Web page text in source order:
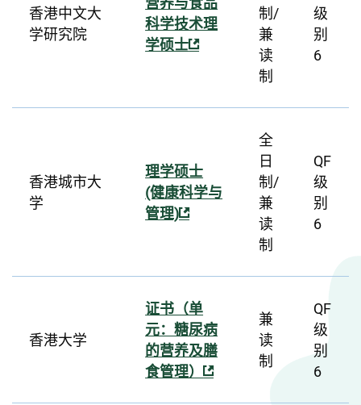
香港中文大
学研究院
科学技术理
学硕士
制/
兼
读
制
级
别
6
香港城市大
学
理学硕士
(健康科学与
管理)
全
日
制/
兼
读
制
QF
级
别
6
香港大学
证书（单
元：糖尿病
的营养及膳
食管理）
兼
读
制
QF
级
别
6